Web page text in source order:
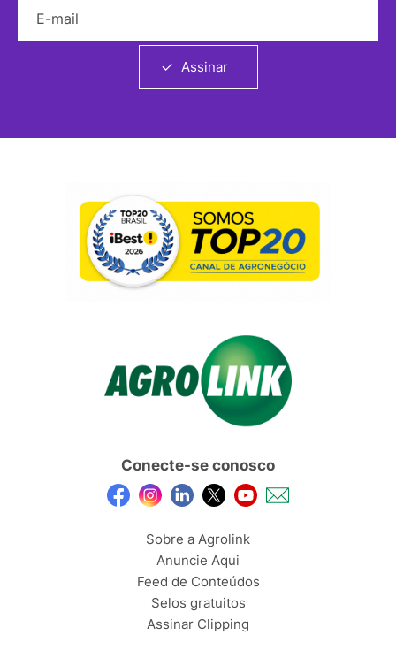
Assinar
Conecte-se conosco
Sobre a Agrolink
Anuncie Aqui
Feed de Conteúdos
Selos gratuitos
Assinar Clipping